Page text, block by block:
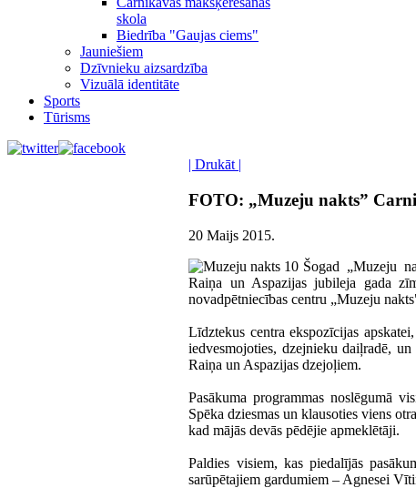
skola
Biedrība "Gaujas ciems"
Jauniešiem
Dzīvnieku aizsardzība
Vizuālā identitāte
Sports
Tūrisms
| Drukāt |
FOTO: „Muzeju nakts”
20 Maijs 2015.
Šogad „Muzeju
Raiņa un Aspazijas jubileja gada
novadpētniecības centru „Muzeju
Līdztekus centra ekspozīcijas
iedvesmojoties, dzejnieku daiļradē,
Raiņa un Aspazijas dzejoļiem.
Pasākuma programmas noslēgumā
Spēka dziesmas un klausoties viens
kad mājās devās pēdējie apmeklētāji.
Paldies visiem, kas piedalījās
sarūpētajiem gardumiem – Agnesei